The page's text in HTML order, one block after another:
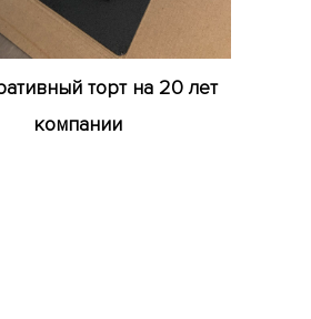
торт на 20 лет
компании